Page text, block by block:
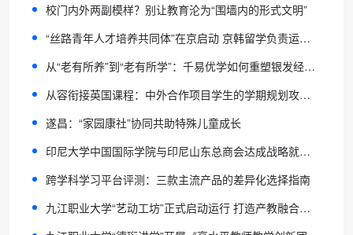
校门内外两副模样？别让教育沦为“围墙内的形式文明”
“丝路青年人才培养共同体”在京启动 京韩留学负责运营执行
从“老有所养”到“老有所学”：千易优学如何重塑银发经济的“内容基建”？
从容衔接英国课程：中外合作项目学生的学期规划攻略——专业教育平台建议
遂昌：“家园康社”协同共助特殊儿童成长
印尼大学中国国际学院与印尼山东总商会达成战略就业合作——2026印尼大学预备班现面向全国职专普高开启招生!
跨学科学习平台评测：三款主流产品的差异化选择指南
九江职业大学“艺动工坊”正式启动运行 打造产教融合文创新高地